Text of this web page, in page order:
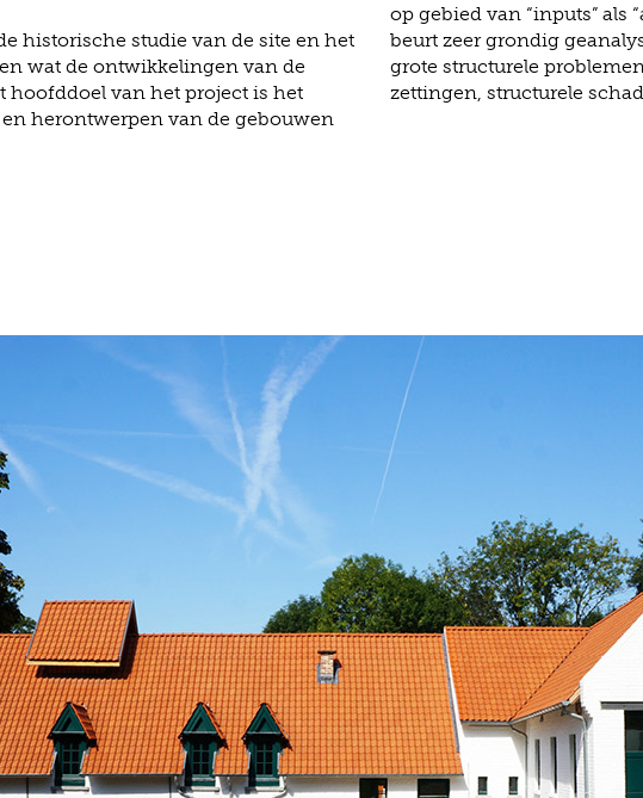
historische studie van de site en het
wat de ontwikkelingen van de
hoofddoel van het project is het
herontwerpen van de gebouwen
op gebied van “inputs” als
beurt zeer grondig
grote structurele
zettingen, structurele